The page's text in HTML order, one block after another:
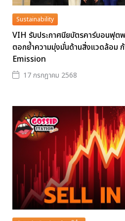
Sustainability
VIH รับประกาศนียบัตรคาร์บอนฟุต
ตอกย้ำความมุ่งมั่นด้านสิ่งแวดล้อม
Emission
17 กรกฎาคม 2568